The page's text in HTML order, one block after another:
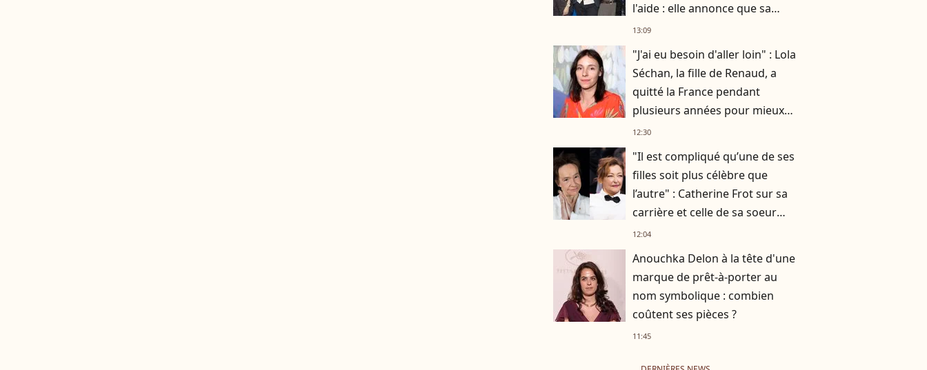
l'aide : elle annonce que sa
cagnotte dépasse déjà les 5 000
13:09
"J'ai eu besoin d'aller loin" : Lola
Séchan, la fille de Renaud, a
quitté la France pendant
plusieurs années pour mieux
se retrouver
12:30
"Il est compliqué qu’une de ses
filles soit plus célèbre que
l’autre" : Catherine Frot sur sa
carrière et celle de sa soeur
Dominique avec qui elle a
12:04
Anouchka Delon à la tête d'une
marque de prêt-à-porter au
nom symbolique : combien
coûtent ses pièces ?
11:45